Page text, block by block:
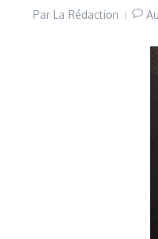
Par La Rédaction